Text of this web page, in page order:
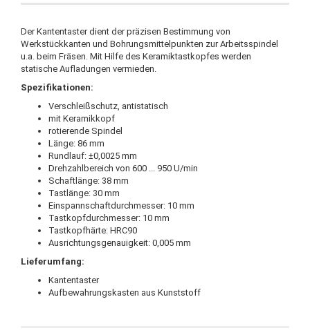
Der Kantentaster dient der präzisen Bestimmung von
Werkstückkanten und Bohrungsmittelpunkten zur Arbeitsspindel
u.a. beim Fräsen. Mit Hilfe des Keramiktastkopfes werden
statische Aufladungen vermieden.
Spezifikationen:
Verschleißschutz, antistatisch
mit Keramikkopf
rotierende Spindel
Länge: 86 mm
Rundlauf: ±0,0025 mm
Drehzahlbereich von 600 ... 950 U/min
Schaftlänge: 38 mm
Tastlänge: 30 mm
Einspannschaftdurchmesser: 10 mm
Tastkopfdurchmesser: 10 mm
Tastkopfhärte: HRC90
Ausrichtungsgenauigkeit: 0,005 mm
Lieferumfang:
Kantentaster
Aufbewahrungskasten aus Kunststoff